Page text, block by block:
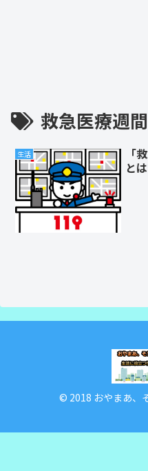
救急医療週間
生活
「
と
© 2018 おやまあ、